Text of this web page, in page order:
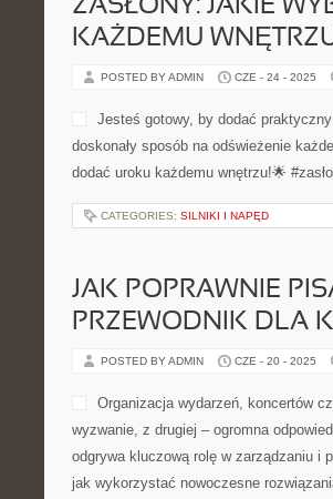
ZASŁONY: JAKIE
KAŻDEMU
POSTED BY ADMIN CZE - 24 - 2025
Jesteś gotowy, by dodać
doskonały sposób na odświeżenie
dodać uroku każdemu wnętrzu!🌟
CATEGORIES: SILNIKI I NAPĘD
JAK POPRAWNIE
PRZEWODNIK DLA
POSTED BY ADMIN CZE - 20 - 2025
Organizacja wydarzeń, koncertów
wyzwanie, z drugiej – ogromna
odgrywa kluczową rolę w zarządzaniu i
jak wykorzystać nowoczesne